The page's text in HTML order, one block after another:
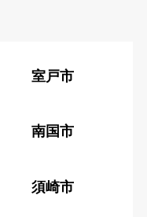
室戸市
南国市
須崎市